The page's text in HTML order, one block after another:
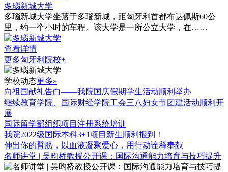
多瑙新城大学
多瑙新城大学坐落于多瑙新城，距匈牙利首都布达佩斯60公
里，约一个小时的车程。该大学是一所公立大学，在……
查看详情
更多匈牙利院校+
学校动态更多»
向祖国献礼告白——我院国庆假期学生活动顺利举办
继续教育学院、国际财经学院工会三八妇女节团建活动顺利开
展
国际留学部组织项目注册系统培训
我院2022级国际本科3+1项目新生顺利报到！
伸出你的臂膀，以血液凝聚爱心，用行动诠释奉献
名师讲堂 | 吴昀桥教授公开课：国际沟通能力培育与技巧提升